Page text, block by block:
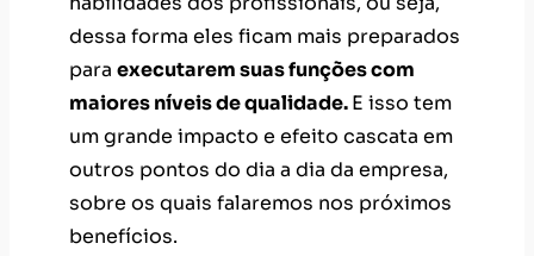
dessa forma eles ficam mais preparados
para executarem suas funções com
maiores níveis de qualidade.E isso tem
um grande impacto e efeito cascata em
outros pontos do dia a dia da empresa,
sobre os quais falaremos nos próximos
benefícios.